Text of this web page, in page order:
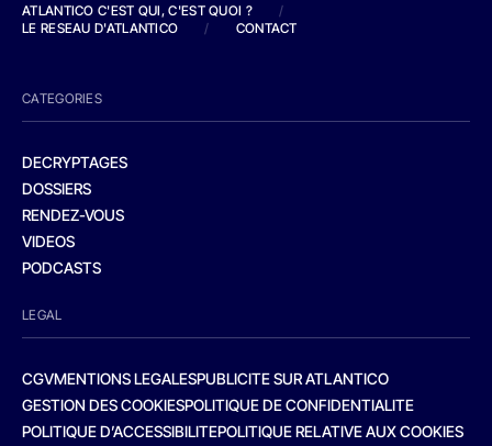
ATLANTICO C'EST QUI, C'EST QUOI ?
/
LE RESEAU D'ATLANTICO
/ CONTACT
CATEGORIES
DECRYPTAGES
DOSSIERS
RENDEZ-VOUS
VIDEOS
PODCASTS
LEGAL
CGVMENTIONS LEGALESPUBLICITE SUR ATLANTICO
GESTION DES COOKIESPOLITIQUE DE CONFIDENTIALITE
POLITIQUE D’ACCESSIBILITEPOLITIQUE RELATIVE AUX COOKIES